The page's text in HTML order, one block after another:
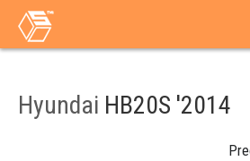
Hyundai HB20S '2014